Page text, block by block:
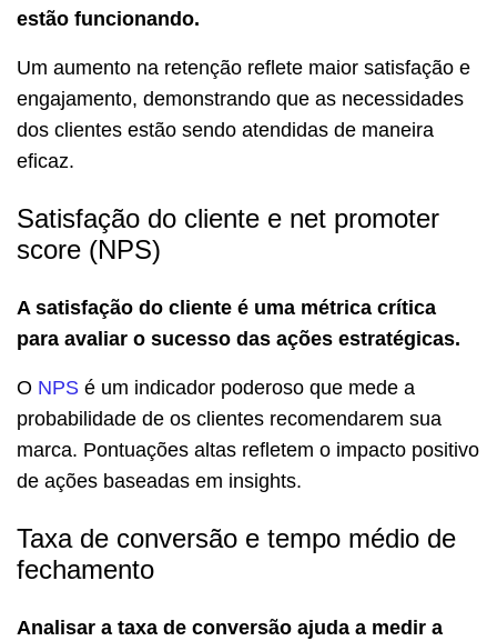
estão funcionando.
Um aumento na retenção reflete maior satisfação e
engajamento, demonstrando que as necessidades
dos clientes estão sendo atendidas de maneira
eficaz.
Satisfação do cliente e net promoter
score (NPS)
A satisfação do cliente é uma métrica crítica
para avaliar o sucesso das ações estratégicas.
O NPS é um indicador poderoso que mede a
probabilidade de os clientes recomendarem sua
marca. Pontuações altas refletem o impacto positivo
de ações baseadas em insights.
Taxa de conversão e tempo médio de
fechamento
Analisar a taxa de conversão ajuda a medir a